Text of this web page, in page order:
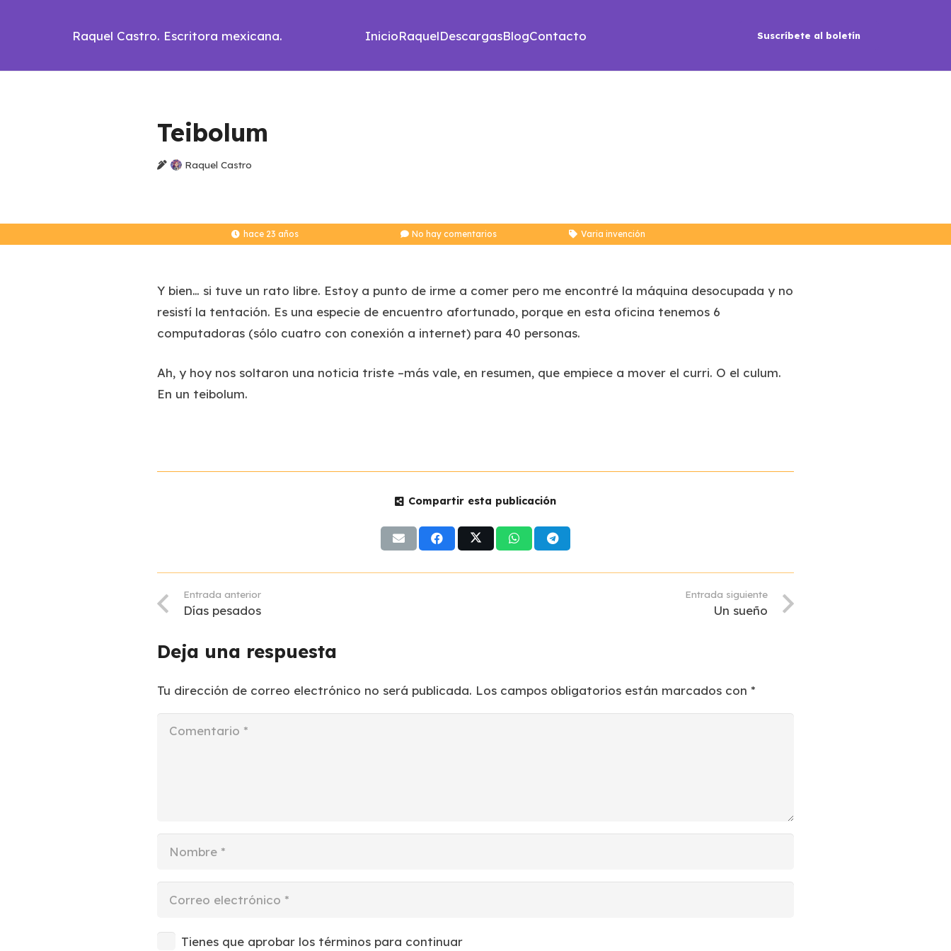
Raquel Castro. Escritora mexicana. InicioRaquelDescargasBlogContacto Suscríbete al boletín
Teibolum
Raquel Castro
hace 23 años No hay comentarios Varia invención
Y bien… si tuve un rato libre. Estoy a punto de irme a comer pero me encontré la máquina desocupada y no
resistí la tentación. Es una especie de encuentro afortunado, porque en esta oficina tenemos 6
computadoras (sólo cuatro con conexión a internet) para 40 personas.
Ah, y hoy nos soltaron una noticia triste –más vale, en resumen, que empiece a mover el curri. O el culum.
En un teibolum.
Compartir esta publicación
Entrada anterior
Días pesados
Entrada siguiente
Un sueño
Deja una respuesta
Tu dirección de correo electrónico no será publicada. Los campos obligatorios están marcados con *
Tienes que aprobar los términos para continuar